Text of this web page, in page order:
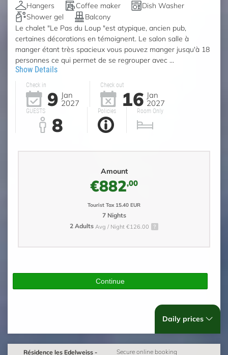
Hangers
Coffee maker
Dish Washer
Shower gel
Balcony
Le chalet "Le Pas du Loup "est atypique, ancien pub,
certaines décorations en témoignent. Le salon salle à
manger étant très spacieux vous pouvez manger jusqu'à 18
personnes ce qui permet de se regrouper avec ...
Show Details
Check in
9 Jan
2027
Check out
16 Jan
2027
GUESTS
8
Policies Room Only
Amount
€882,00
Tourist Tax 15.40 EUR
7 Nights
2 Adults Avg / Night €126.00
Continue
Daily prices
Résidence les Edelweiss - Secure online booking